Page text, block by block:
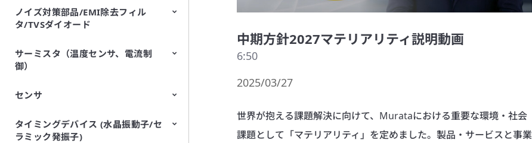
ノイズ対策部品/EMI除去フィル
タ/TVSダイオード
EMI除去フィルタ （EMC・ノイ
TVSダイオード（ESD保護デバイ
サーミスタ（温度センサ、電流制
御）
NTCサーミスタ
PTCサーミスタ （ポジスタ）
センサ
空中超音波センサ
焦電型赤外線センサ
振動センサ
加速度センサ
傾斜センサ
ジャイロセンサ
CO2センサ
AMRセンサ （磁気センサ）
圧力センサ
土壌センサ
圧電フィルムセンサ
（Picoleaf™）
タイミングデバイス (水晶振動子/セ
ラミック発振子)
Video
中期方針2027マテリアリティ説明動画
6:50
2025/03/27
世界が抱える課題解決に向けて、Murataにおける重要な環境・社会
課題として「マテリアリティ」を定めました。製品・サービスと事業